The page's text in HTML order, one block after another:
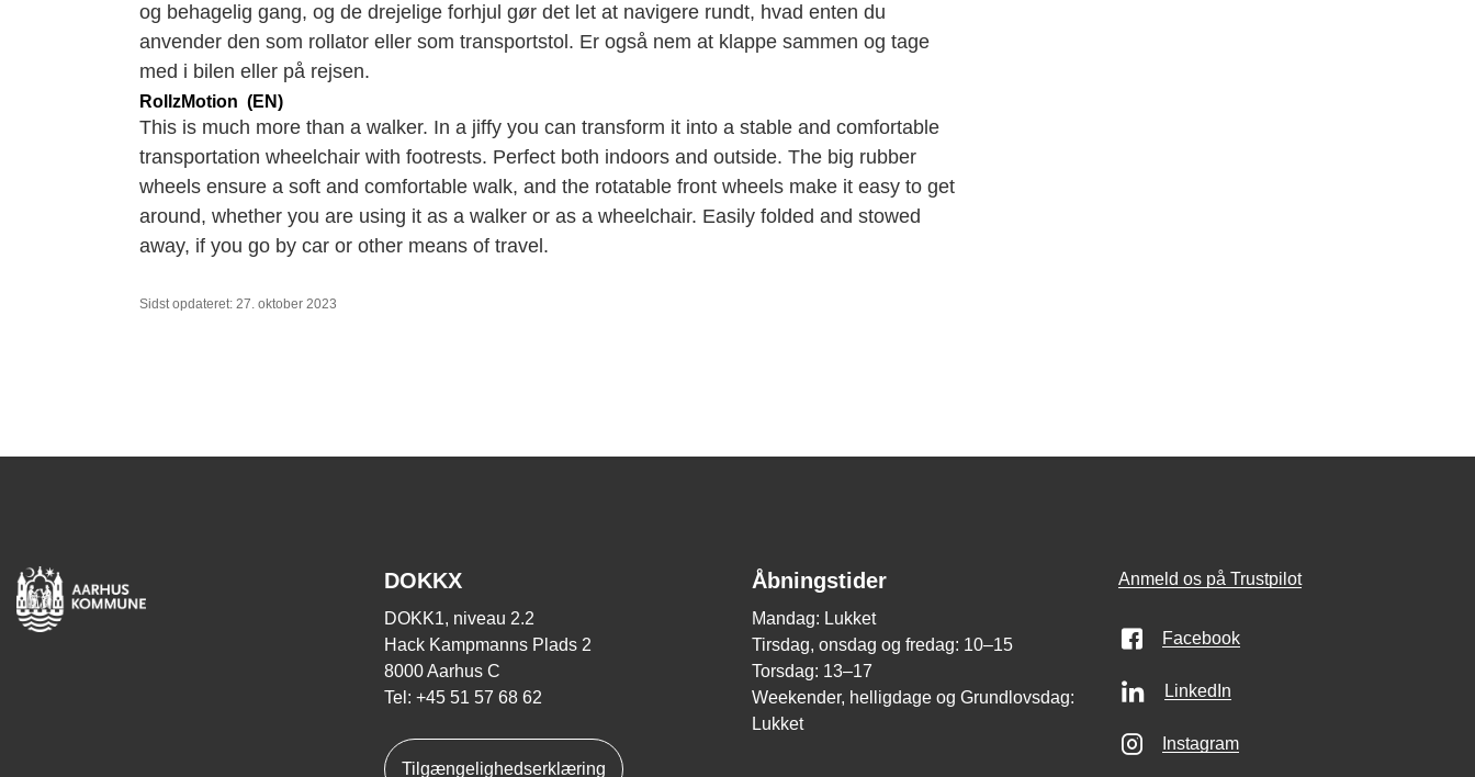
og behagelig gang, og de drejelige forhjul gør det let at navigere rundt, hvad enten du
anvender den som rollator eller som transportstol. Er også nem at klappe sammen og tage
med i bilen eller på rejsen.
RollzMotion (EN)
This is much more than a walker. In a jiffy you can transform it into a stable and comfortable
transportation wheelchair with footrests. Perfect both indoors and outside. The big rubber
wheels ensure a soft and comfortable walk, and the rotatable front wheels make it easy to get
around, whether you are using it as a walker or as a wheelchair. Easily folded and stowed
away, if you go by car or other means of travel.
Sidst opdateret: 27. oktober 2023
DOKKX
DOKK1, niveau 2.2
Hack Kampmanns Plads 2
8000 Aarhus C
Tel: +45 51 57 68 62
Tilgængelighedserklæring
Åbningstider
Mandag: Lukket
Tirsdag, onsdag og fredag: 10–15
Torsdag: 13–17
Weekender, helligdage og Grundlovsdag:
Lukket
Anmeld os på Trustpilot
Facebook
LinkedIn
Instagram